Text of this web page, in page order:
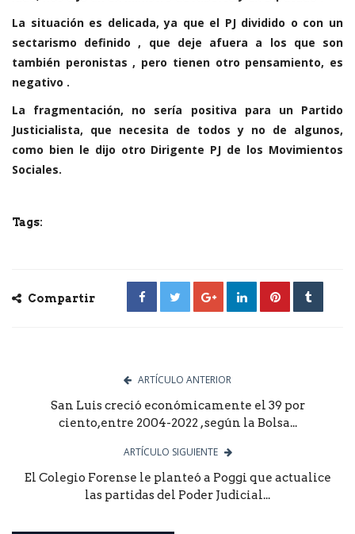
La situación es delicada, ya que el PJ dividido o con un
sectarismo definido , que deje afuera a los que son
también peronistas , pero tienen otro pensamiento, es
negativo .
La fragmentación, no sería positiva para un Partido
Justicialista, que necesita de todos y no de algunos,
como bien le dijo otro Dirigente PJ de los Movimientos
Sociales.
Tags:
Compartir
ARTÍCULO ANTERIOR
San Luis creció económicamente el 39 por
ciento,entre 2004-2022 , según la Bolsa...
ARTÍCULO SIGUIENTE
El Colegio Forense le planteó a Poggi que actualice
las partidas del Poder Judicial...